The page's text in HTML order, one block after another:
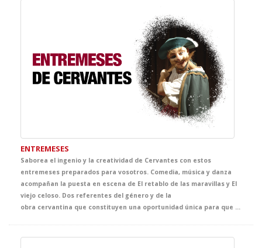
ENTREMESES
Saborea el ingenio y la creatividad de Cervantes con estos
entremeses preparados para vosotros. Comedia, música y danza
acompañan la puesta en escena de El retablo de las maravillas y El
viejo celoso. Dos referentes del género y de la
obra cervantina que constituyen una oportunidad única para que tus alumnos conozcan a nuestro poeta, dramaturgo y escritor más conocido y difundido. Cervantes se pone sus mejores galas para llevaros la mejor clase de literatura al teatro.